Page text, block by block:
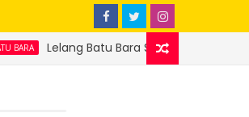
Bara Sitaan Perdana Sukses, Ditjen